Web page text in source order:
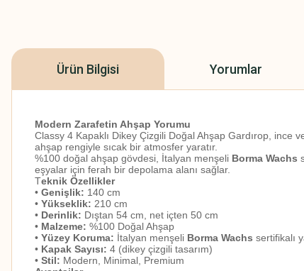
Ürün Bilgisi Yorumlar
Modern Zarafetin Ahşap Yorumu
Classy 4 Kapaklı Dikey Çizgili Doğal Ahşap Gardırop, ince
ahşap rengiyle sıcak bir atmosfer yaratır.
%100 doğal ahşap gövdesi, İtalyan menşeli Borma Wachs
eşyalar için ferah bir depolama alanı sağlar.
Teknik Özellikler
• Genişlik: 140 cm
• Yükseklik: 210 cm
• Derinlik: Dıştan 54 cm, net içten 50 cm
• Malzeme: %100 Doğal Ahşap
• Yüzey Koruma: İtalyan menşeli Borma Wachs sertifikalı
• Kapak Sayısı: 4 (dikey çizgili tasarım)
• Stil: Modern, Minimal, Premium